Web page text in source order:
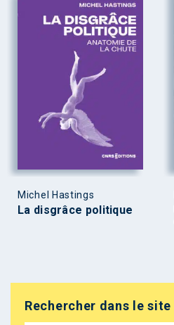
Michel Hastings
La disgrâce politique
Rechercher dans le site